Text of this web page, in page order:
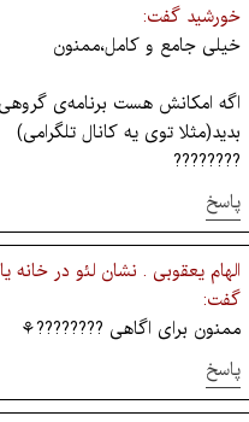
خورشید گفت:
خیلی جامع و کامل،ممنون
اگه امکانش هست برنامه‌ی
بدید(مثلا توی یه کانال تلگرامی)
????????
پاسخ
الهام یعقوبی . نشان لئو در
گفت:
ممنون برای اگاهی ????????⚘️
پاسخ